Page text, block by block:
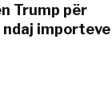
Trump për
importeve